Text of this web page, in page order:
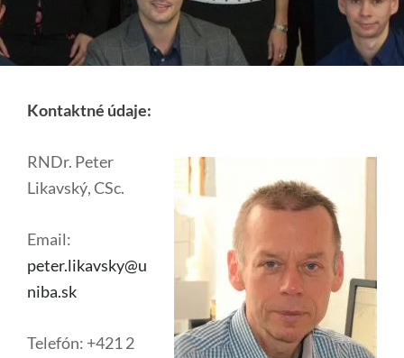
Kontaktné údaje:
RNDr. Peter
Likavský, CSc.
Email:
peter.likavsky@u
niba.sk
Telefón: +421 2